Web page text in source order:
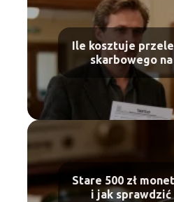
Ile kosztuje
skarbowego
Stare 500 zł
i jak sprawdzić